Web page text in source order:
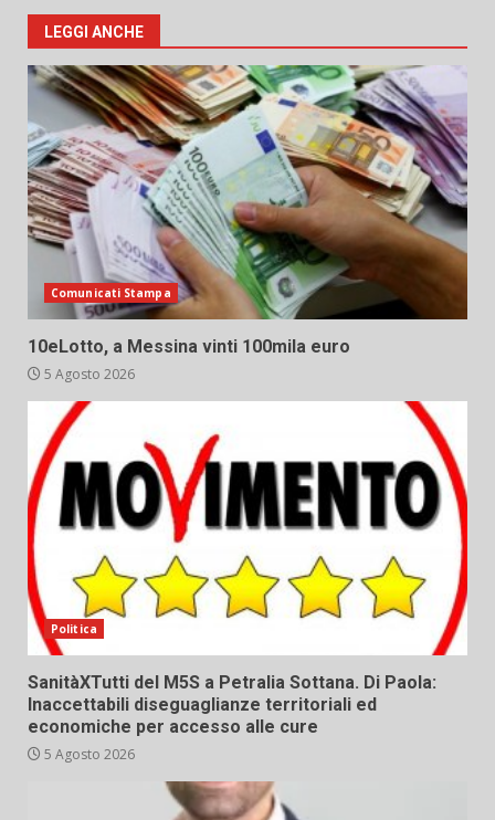
LEGGI ANCHE
Comunicati Stampa
10eLotto, a Messina vinti 100mila euro
5 Agosto 2026
Politica
SanitàXTutti del M5S a Petralia Sottana. Di Paola:
Inaccettabili diseguaglianze territoriali ed
economiche per accesso alle cure
5 Agosto 2026